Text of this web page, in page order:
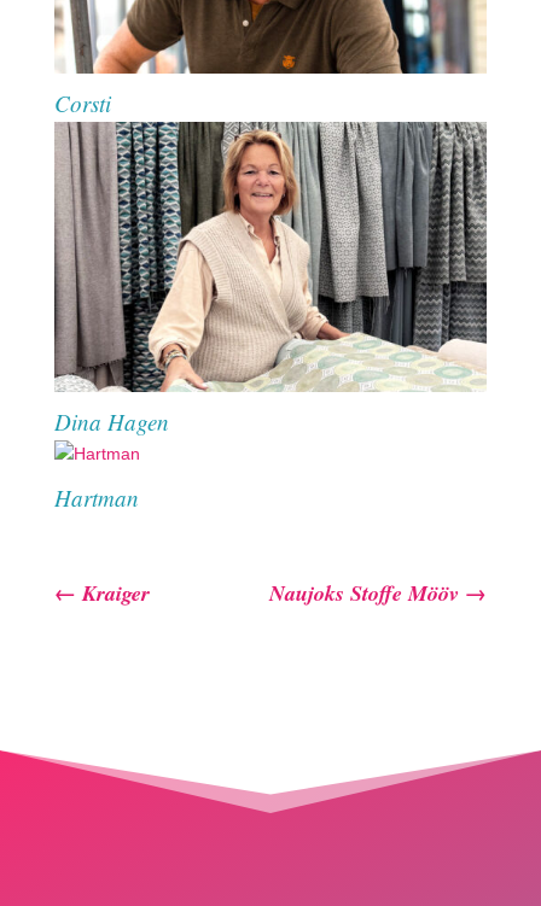
Corsti
Dina Hagen
Hartman
←Kraiger Naujoks Stoffe Mööv →